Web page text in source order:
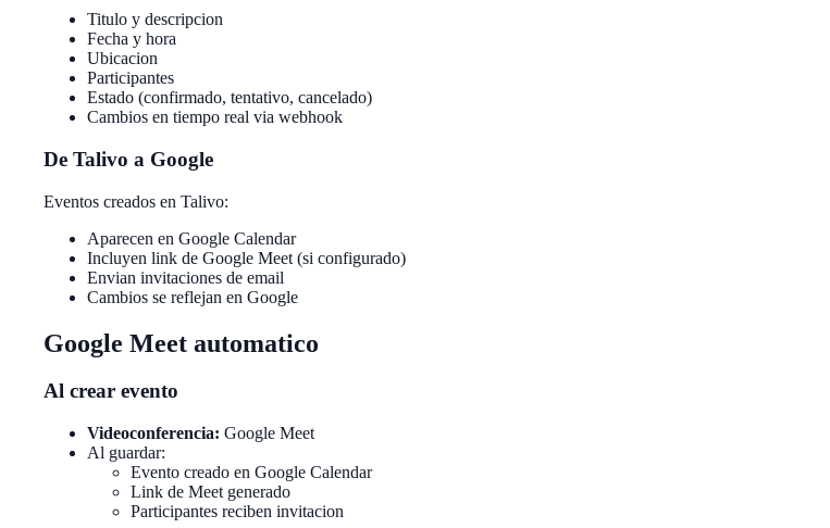
Titulo y descripcion
Fecha y hora
Ubicacion
Participantes
Estado (confirmado, tentativo, cancelado)
Cambios en tiempo real via webhook
De Talivo a Google
Eventos creados en Talivo:
Aparecen en Google Calendar
Incluyen link de Google Meet (si configurado)
Envian invitaciones de email
Cambios se reflejan en Google
Google Meet automatico
Al crear evento
Videoconferencia: Google Meet
Al guardar:
Evento creado en Google Calendar
Link de Meet generado
Participantes reciben invitacion